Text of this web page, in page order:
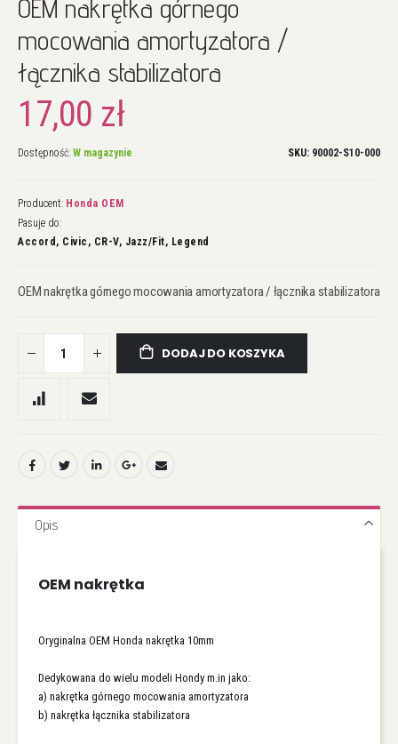
początek
galerii
OEM nakrętka górnego
mocowania amortyzatora /
łącznika stabilizatora
17,00 zł
Dostępność: W magazynie SKU 90002-S10-000
Producent: Honda OEM
Pasuje do:
Accord, Civic, CR-V, Jazz/Fit, Legend
OEM nakrętka górnego mocowania amortyzatora / łącznika stabilizatora
DODAJ DO KOSZYKA
Opis
OEM nakrętka
Oryginalna OEM Honda nakrętka 10mm
Dedykowana do wielu modeli Hondy m.in jako:
a) nakrętka górnego mocowania amortyzatora
b) nakrętka łącznika stabilizatora